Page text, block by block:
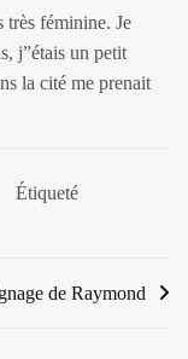
très féminine. Je
j”étais un petit
la cité me prenait
Étiqueté
de Raymond